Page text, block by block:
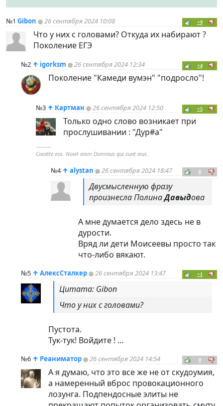
№1 Gibon 26 сентября 2024 10:08 +9
Что у них с головами? Откуда их набирают ?
Поколение ЕГЭ
№2 ↑ igorksm 26 сентября 2024 12:34 +4
Поколение "Камеди вумэн" "подросло"!
№3 ↑ Картман 26 сентября 2024 12:50 +5
Только одно слово возникает при
прослушивании : "Дур#а"
----------
Caedite eos. Novit enim Dominus qui sunt eius.
№4 ↑ alystan 26 сентября 2024 18:47 0
Двусмысленную фразу
произнесла ПолинаДавыдова
А мне думается дело здесь не в
дурости.
Вряд ли дети Моисеевы просто так
что-либо вякают.
№5 ↑ АлексСталкер 26 сентября 2024 13:47 +1
Цитата: Gibon
Что у них с головами?
Пустота.
Тук-тук! Войдите ! ...
№6 ↑ Реаниматор 26 сентября 2024 14:54 0
А я думаю, что это все же не от скудоумия,
а намеренный вброс провокационного
лозунга. Подпендосные элиты не